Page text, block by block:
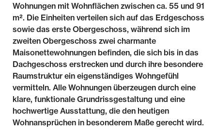
Wohnungen mit Wohnflächen zwischen ca. 55 und 91
m². Die Einheiten verteilen sich auf das Erdgeschoss
sowie das erste Obergeschoss, während sich im
zweiten Obergeschoss zwei charmante
Maisonettewohnungen befinden, die sich bis in das
Dachgeschoss erstrecken und durch ihre besondere
Raumstruktur ein eigenständiges Wohngefühl
vermitteln. Alle Wohnungen überzeugen durch eine
klare, funktionale Grundrissgestaltung und eine
hochwertige Ausstattung, die den heutigen
Wohnansprüchen in besonderem Maße gerecht wird.